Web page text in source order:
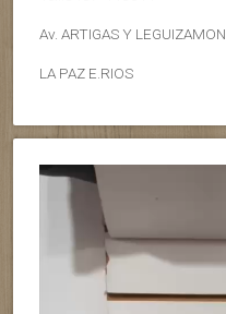
Av. ARTIGAS Y LEGUIZAMON
LA PAZ E.RIOS
Reproductor